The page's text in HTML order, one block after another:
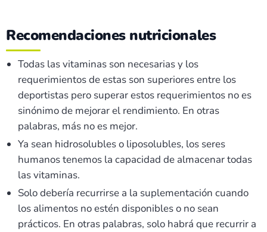
Recomendaciones nutricionales
Todas las vitaminas son necesarias y los
requerimientos de estas son superiores entre los
deportistas pero superar estos requerimientos no es
sinónimo de mejorar el rendimiento. En otras
palabras, más no es mejor.
Ya sean hidrosolubles o liposolubles, los seres
humanos tenemos la capacidad de almacenar todas
las vitaminas.
Solo debería recurrirse a la suplementación cuando
los alimentos no estén disponibles o no sean
prácticos. En otras palabras, solo habrá que recurrir a